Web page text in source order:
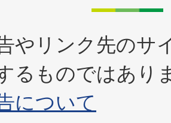
やリンク先のサ
るものではあり
について